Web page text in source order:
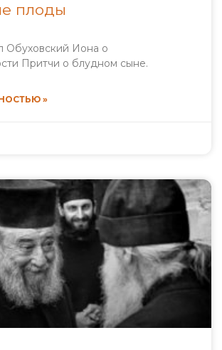
плоды
Обуховский Иона о
Притчи о блудном сыне.
»